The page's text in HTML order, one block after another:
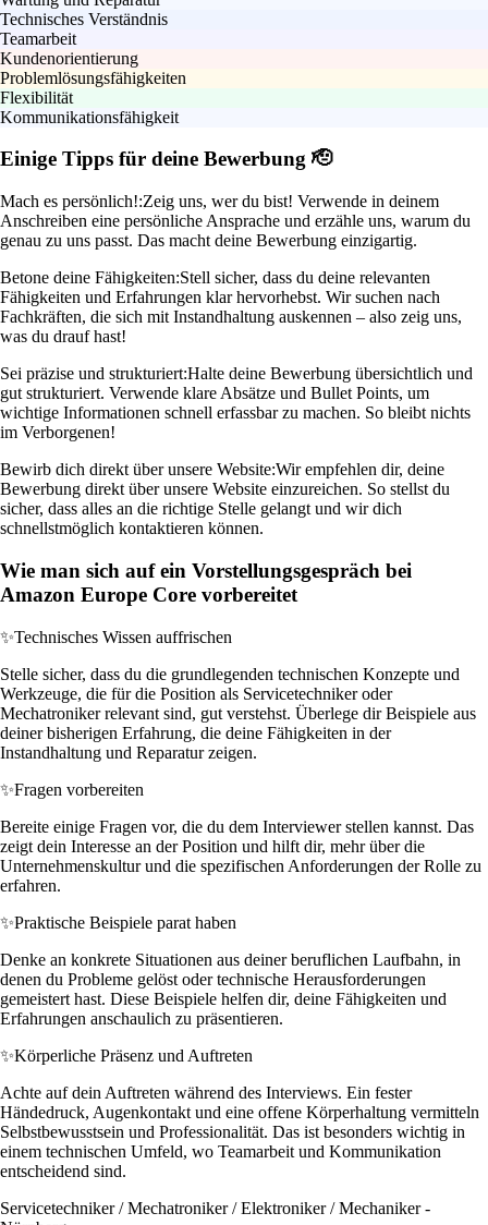
Technisches Verständnis
Teamarbeit
Kundenorientierung
Problemlösungsfähigkeiten
Flexibilität
Kommunikationsfähigkeit
Einige Tipps für deine Bewerbung 🫡
Mach es persönlich!:Zeig uns, wer du bist! Verwende in deinem
Anschreiben eine persönliche Ansprache und erzähle uns, warum du
genau zu uns passt. Das macht deine Bewerbung einzigartig.
Betone deine Fähigkeiten:Stell sicher, dass du deine relevanten
Fähigkeiten und Erfahrungen klar hervorhebst. Wir suchen nach
Fachkräften, die sich mit Instandhaltung auskennen – also zeig uns,
was du drauf hast!
Sei präzise und strukturiert:Halte deine Bewerbung übersichtlich und
gut strukturiert. Verwende klare Absätze und Bullet Points, um
wichtige Informationen schnell erfassbar zu machen. So bleibt nichts
im Verborgenen!
Bewirb dich direkt über unsere Website:Wir empfehlen dir, deine
Bewerbung direkt über unsere Website einzureichen. So stellst du
sicher, dass alles an die richtige Stelle gelangt und wir dich
schnellstmöglich kontaktieren können.
Wie man sich auf ein Vorstellungsgespräch bei
Amazon Europe Core vorbereitet
✨Technisches Wissen auffrischen
Stelle sicher, dass du die grundlegenden technischen Konzepte und
Werkzeuge, die für die Position als Servicetechniker oder
Mechatroniker relevant sind, gut verstehst. Überlege dir Beispiele aus
deiner bisherigen Erfahrung, die deine Fähigkeiten in der
Instandhaltung und Reparatur zeigen.
✨Fragen vorbereiten
Bereite einige Fragen vor, die du dem Interviewer stellen kannst. Das
zeigt dein Interesse an der Position und hilft dir, mehr über die
Unternehmenskultur und die spezifischen Anforderungen der Rolle zu
erfahren.
✨Praktische Beispiele parat haben
Denke an konkrete Situationen aus deiner beruflichen Laufbahn, in
denen du Probleme gelöst oder technische Herausforderungen
gemeistert hast. Diese Beispiele helfen dir, deine Fähigkeiten und
Erfahrungen anschaulich zu präsentieren.
✨Körperliche Präsenz und Auftreten
Achte auf dein Auftreten während des Interviews. Ein fester
Händedruck, Augenkontakt und eine offene Körperhaltung vermitteln
Selbstbewusstsein und Professionalität. Das ist besonders wichtig in
einem technischen Umfeld, wo Teamarbeit und Kommunikation
entscheidend sind.
Servicetechniker / Mechatroniker / Elektroniker / Mechaniker -